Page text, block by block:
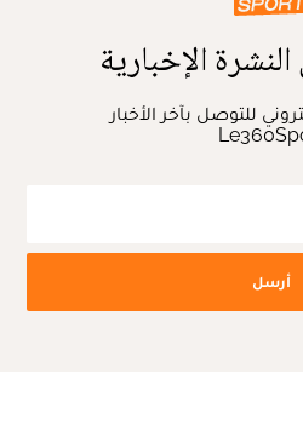
الإخبارية
للتوصل بآخر الأخبار
أرسل